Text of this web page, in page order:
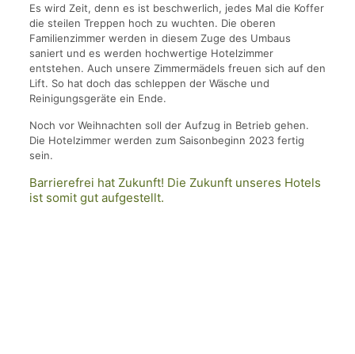
Es wird Zeit, denn es ist beschwerlich, jedes Mal die Koffer
die steilen Treppen hoch zu wuchten. Die oberen
Familienzimmer werden in diesem Zuge des Umbaus
saniert und es werden hochwertige Hotelzimmer
entstehen. Auch unsere Zimmermädels freuen sich auf den
Lift. So hat doch das schleppen der Wäsche und
Reinigungsgeräte ein Ende.
Noch vor Weihnachten soll der Aufzug in Betrieb gehen.
Die Hotelzimmer werden zum Saisonbeginn 2023 fertig
sein.
Barrierefrei hat Zukunft! Die Zukunft unseres Hotels
ist somit gut aufgestellt.